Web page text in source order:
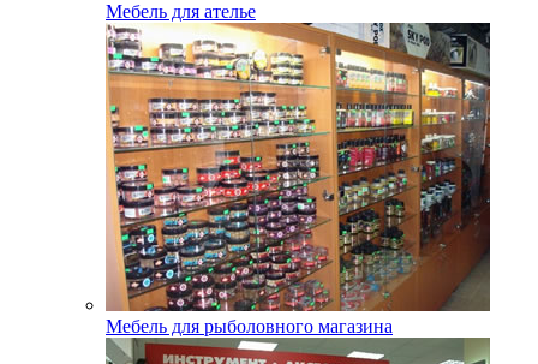
Мебель для ателье
Мебель для рыболовного магазина